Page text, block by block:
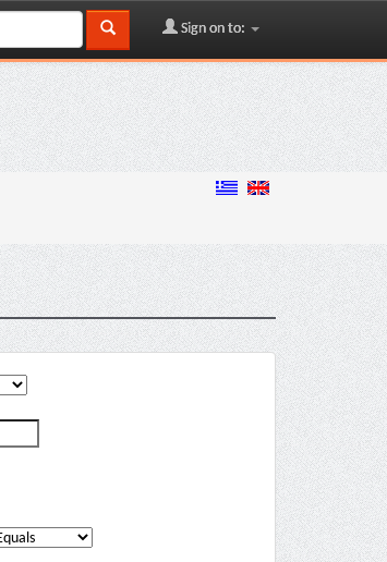
Sign on to: